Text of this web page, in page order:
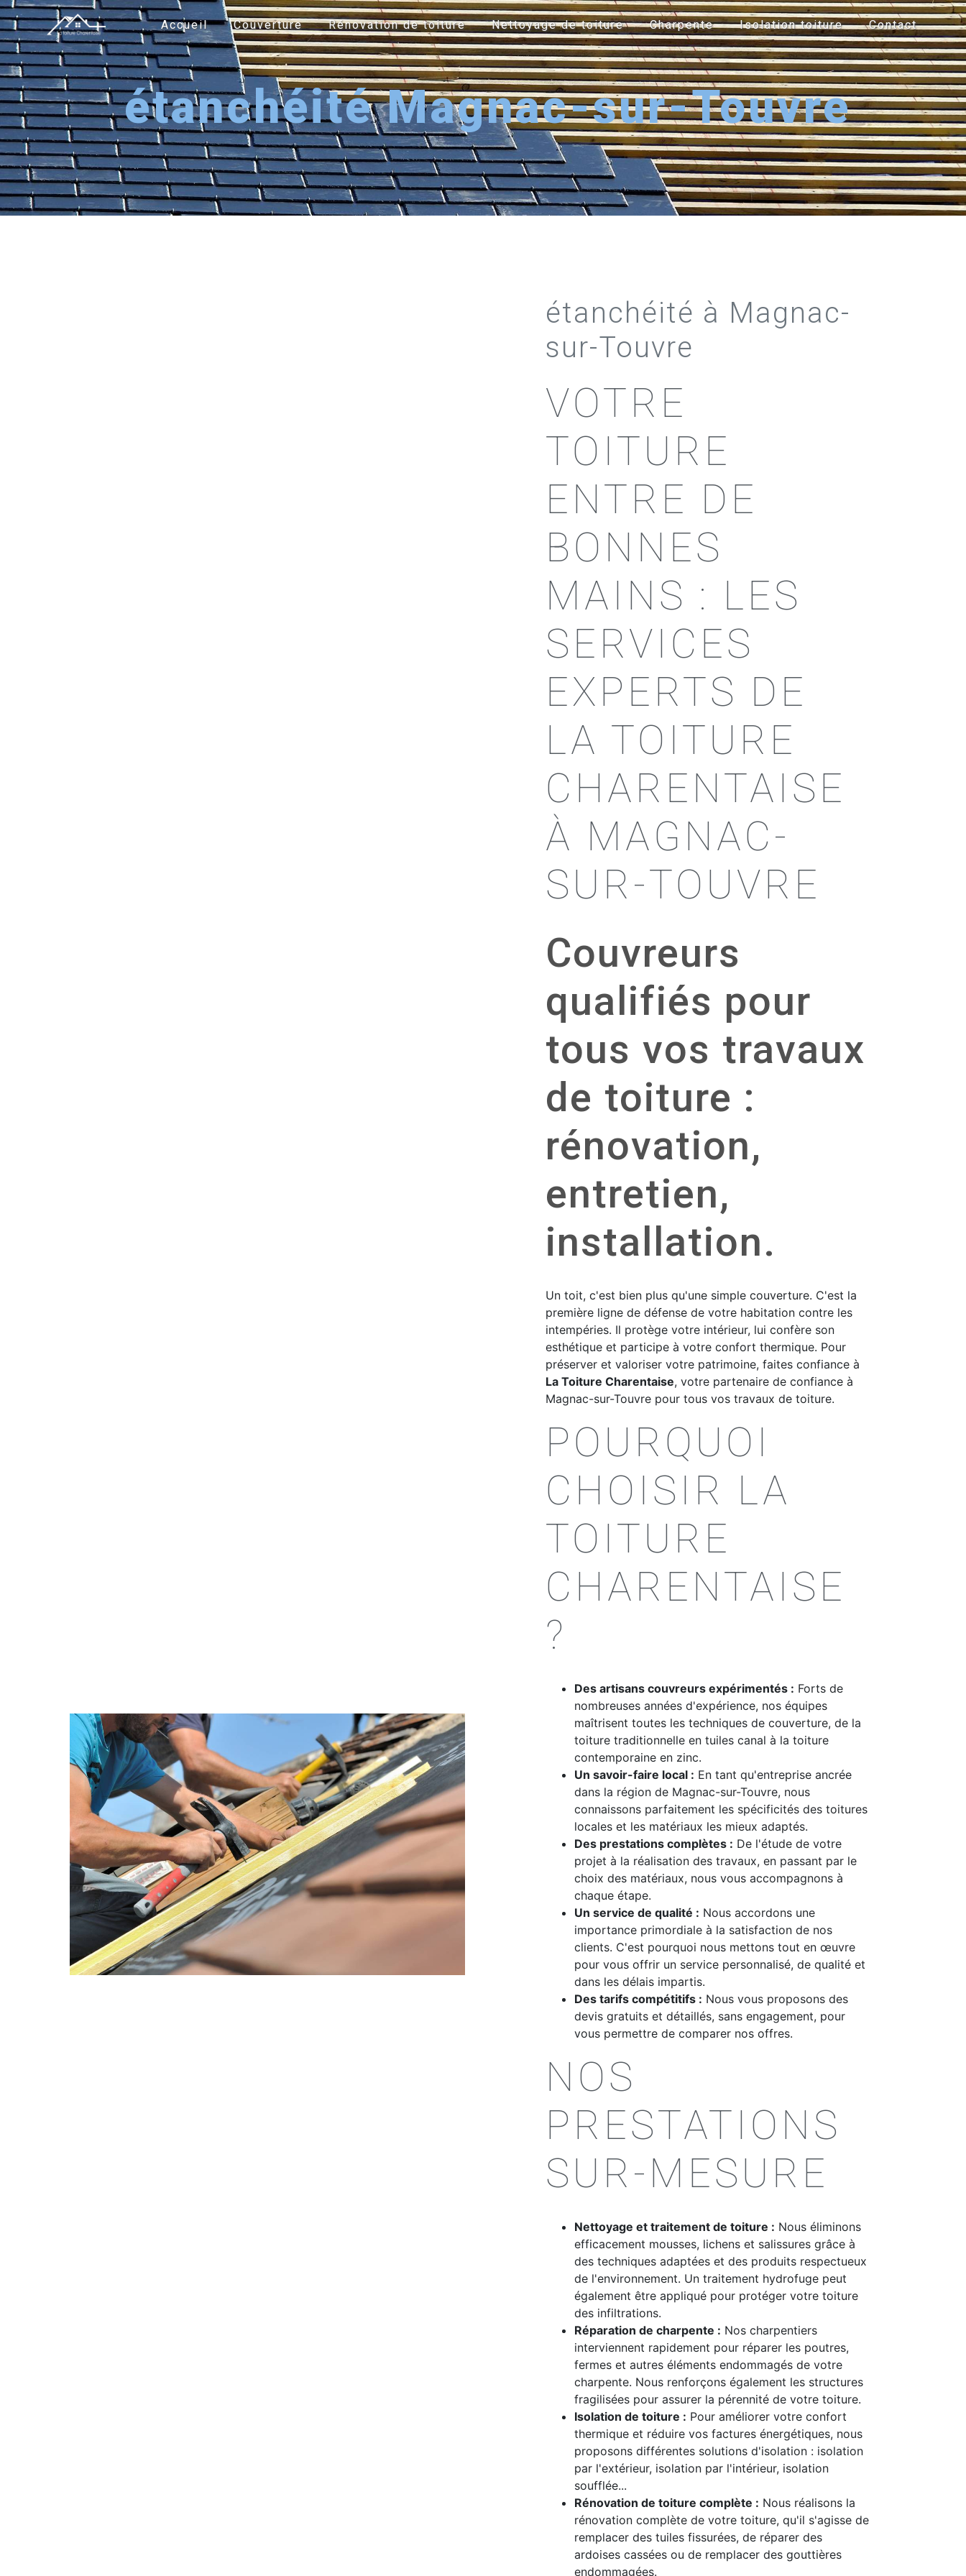
Panneau de gestion des cookies
Accueil Couverture Rénovation de toiture Nettoyage de toiture Charpente Isolation toiture Contact
étanchéité Magnac-sur-Touvre
étanchéité à Magnac-
sur-Touvre
VOTRE
TOITURE
ENTRE DE
BONNES
MAINS : LES
SERVICES
EXPERTS DE
LA TOITURE
CHARENTAISE
À MAGNAC-
SUR-TOUVRE
Couvreurs
qualifiés pour
tous vos travaux
de toiture :
rénovation,
entretien,
installation.
Un toit, c'est bien plus qu'une simple couverture. C'est la
première ligne de défense de votre habitation contre les
intempéries. Il protège votre intérieur, lui confère son
esthétique et participe à votre confort thermique. Pour
préserver et valoriser votre patrimoine, faites confiance à
La Toiture Charentaise, votre partenaire de confiance à
Magnac-sur-Touvre pour tous vos travaux de toiture.
POURQUOI
CHOISIR LA
TOITURE
CHARENTAISE
?
Des artisans couvreurs expérimentés : Forts de
nombreuses années d'expérience, nos équipes
maîtrisent toutes les techniques de couverture, de la
toiture traditionnelle en tuiles canal à la toiture
contemporaine en zinc.
Un savoir-faire local : En tant qu'entreprise ancrée
dans la région de Magnac-sur-Touvre, nous
connaissons parfaitement les spécificités des toitures
locales et les matériaux les mieux adaptés.
Des prestations complètes : De l'étude de votre
projet à la réalisation des travaux, en passant par le
choix des matériaux, nous vous accompagnons à
chaque étape.
Un service de qualité : Nous accordons une
importance primordiale à la satisfaction de nos
clients. C'est pourquoi nous mettons tout en œuvre
pour vous offrir un service personnalisé, de qualité et
dans les délais impartis.
Des tarifs compétitifs : Nous vous proposons des
devis gratuits et détaillés, sans engagement, pour
vous permettre de comparer nos offres.
NOS
PRESTATIONS
SUR-MESURE
Nettoyage et traitement de toiture : Nous éliminons
efficacement mousses, lichens et salissures grâce à
des techniques adaptées et des produits respectueux
de l'environnement. Un traitement hydrofuge peut
également être appliqué pour protéger votre toiture
des infiltrations.
Réparation de charpente : Nos charpentiers
interviennent rapidement pour réparer les poutres,
fermes et autres éléments endommagés de votre
charpente. Nous renforçons également les structures
fragilisées pour assurer la pérennité de votre toiture.
Isolation de toiture : Pour améliorer votre confort
thermique et réduire vos factures énergétiques, nous
proposons différentes solutions d'isolation : isolation
par l'extérieur, isolation par l'intérieur, isolation
soufflée...
Rénovation de toiture complète : Nous réalisons la
rénovation complète de votre toiture, qu'il s'agisse de
remplacer des tuiles fissurées, de réparer des
ardoises cassées ou de remplacer des gouttières
endommagées.